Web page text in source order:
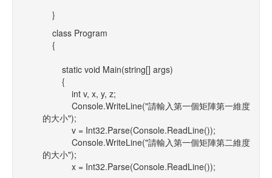
}
class Program
{
static void Main(string[] args)
{
int v, x, y, z;
Console.WriteLine("請輸入第一個矩陣第一維度
的大小");
v = Int32.Parse(Console.ReadLine());
Console.WriteLine("請輸入第一個矩陣第二維度
的大小");
x = Int32.Parse(Console.ReadLine());